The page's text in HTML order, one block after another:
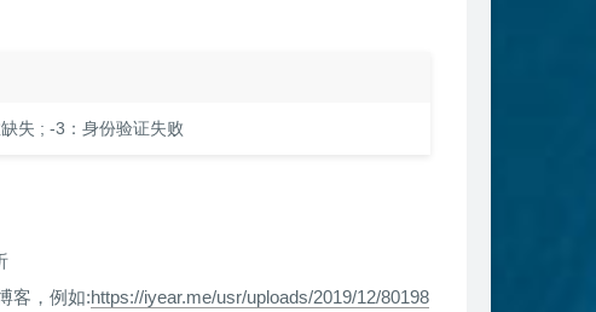
失 ; -3：身份验证失败
客，例如:https://iyear.me/usr/uploads/2019/12/80198